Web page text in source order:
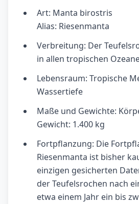
Art: Manta birostris
Alias: Riesenmanta
Verbreitung: Der
in allen tropischen
Lebensraum: Tropische
Wassertiefe
Maße und Gewichte:
Gewicht: 1.400 kg
Fortpflanzung: Die
Riesenmanta ist bisher
einzigen gesicherten
der Teufelsrochen nach
etwa einem Jahr ein bis